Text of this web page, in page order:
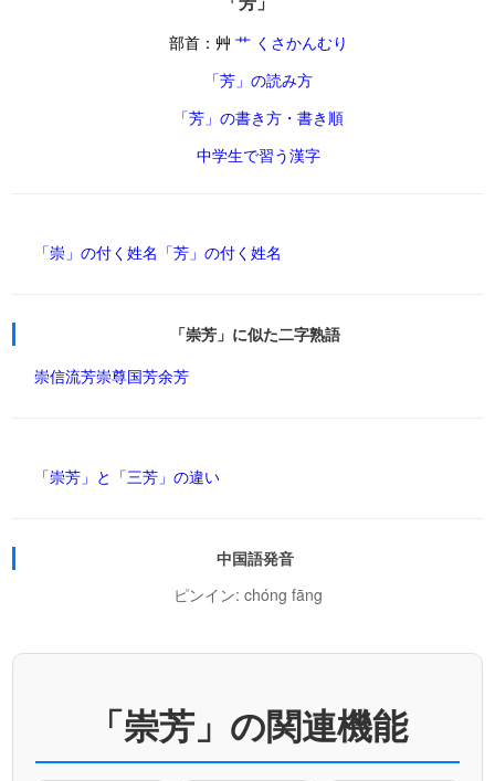
部首：艸 艹 くさかんむり
「芳」の読み方
「芳」の書き方・書き順
中学生で習う漢字
「崇」の付く姓名 「芳」の付く姓名
「崇芳」に似た二字熟語
崇信流芳崇尊国芳余芳
「崇芳」と「三芳」の違い
中国語発音
ピンイン: chóng fāng
「崇芳」の関連機能